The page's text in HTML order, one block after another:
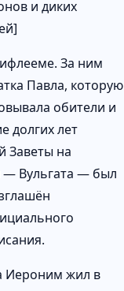
и диких
За ним
Павла, которую
обители и
долгих лет
Заветы на
— Вульгата — был
Иероним жил в